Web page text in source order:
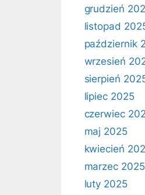
grudzień
listopad
październik
wrzesień
sierpień
lipiec 2025
czerwiec
maj 2025
kwiecień
marzec 2025
luty 2025